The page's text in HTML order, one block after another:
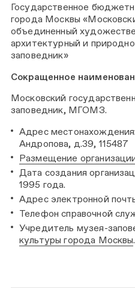
Государственное
города Москвы
объединенный
архитектурный и
заповедник»
Сокращенное
Московский
заповедник, МГОМЗ.
Адрес
Андропова, д.39, 115487
Размещение
Дата создания
1995 года.
Адрес электронной
Телефон справочной
Учредитель музея-
культуры города Москвы.